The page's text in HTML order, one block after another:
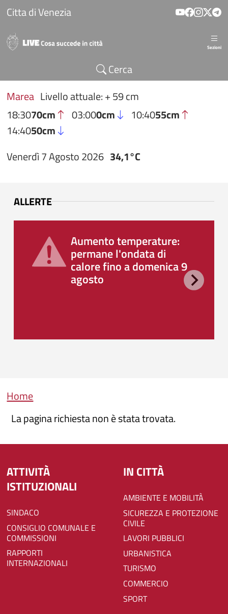
Salta al contenuto principale
Citta di Venezia
Sezioni
Cerca
Marea Livello attuale: + 59 cm
18:3070cm 03:000cm 10:4055cm
14:4050cm
Venerdì 7 Agosto 2026 34,1°C
ALLERTE
Aumento temperature:
permane l'ondata di
calore fino a domenica 9
agosto
Briciole di pane
Home
La pagina richiesta non è stata trovata.
ATTIVITÀ
ISTITUZIONALI
SINDACO
CONSIGLIO COMUNALE E
COMMISSIONI
RAPPORTI
INTERNAZIONALI
IN CITTÀ
AMBIENTE E MOBILITÀ
SICUREZZA E PROTEZIONE
CIVILE
LAVORI PUBBLICI
URBANISTICA
TURISMO
COMMERCIO
SPORT